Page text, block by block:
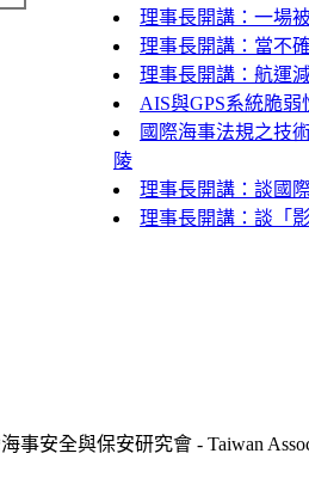
理事長開講：一場
理事長開講：當不
理事長開講：航運
AIS與GPS系統脆
國際海事法規之技
陵
理事長開講：談國
理事長開講：談「
事安全與保安研究會 - Taiwan